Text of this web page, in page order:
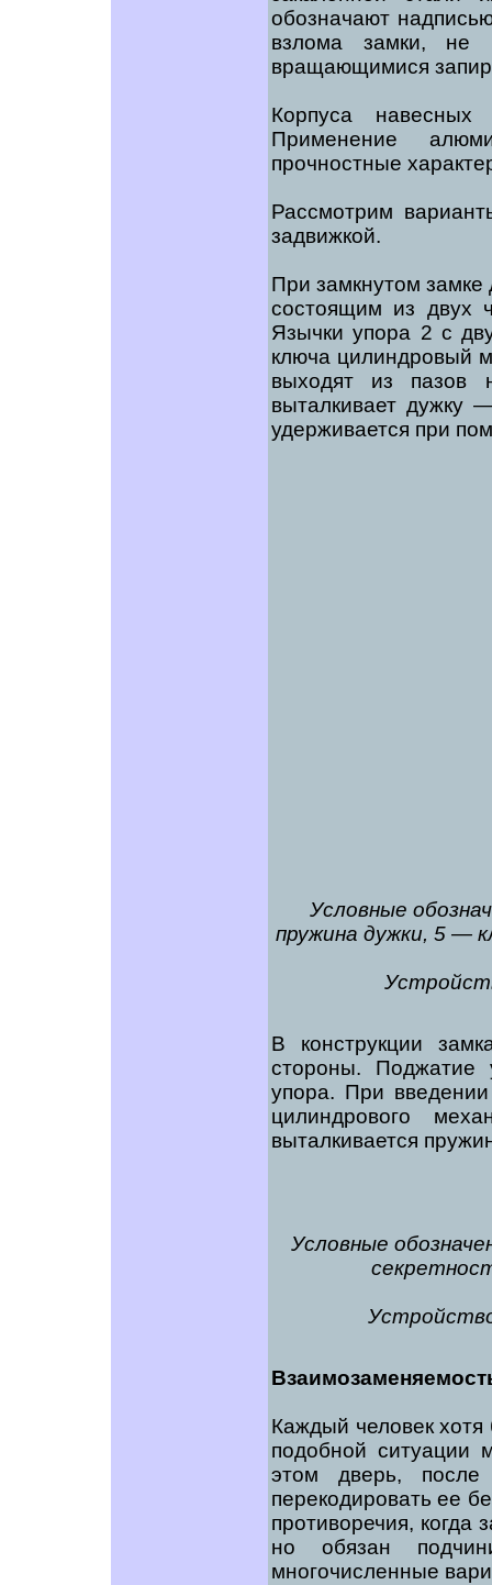
обозначают
взлома замки, не
вращающимися
Корпуса
Применение
прочностные
Рассмотрим
задвижкой.
При замкнутом замке
состоящим из двух
Язычки упора 2 с
ключа цилиндровый
выходят из
выталкивает дужку
удерживается при
Условные
пружина дужки, 5 —
В конструкции
стороны. Поджатие
упора. При
цилиндрового
выталкивается
Условные
Каждый человек
подобной ситуации
этом дверь,
перекодировать ее
противоречия, когда
но обязан
многочисленные